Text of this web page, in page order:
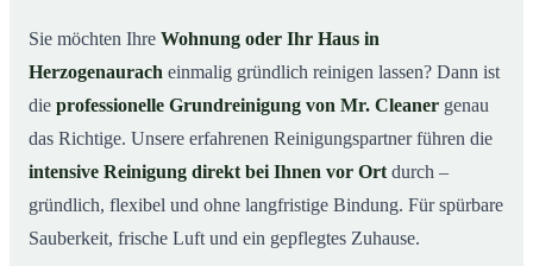
So läuft die Grundreinigung in Herzogenaurach ab
05Wann ist eine Grundreinigung sinnvoll?
06Grundreinigung in Herzogenaurach & Umgebung
Jetzt kostenloses Angebot anfordern
Sie möchten Ihre Wohnung oder Ihr Haus in
Herzogenaurach einmalig gründlich reinigen lassen? Dann ist
die professionelle Grundreinigung von Mr. Cleaner genau
das Richtige. Unsere erfahrenen Reinigungspartner führen die
intensive Reinigung direkt bei Ihnen vor Ort durch –
gründlich, flexibel und ohne langfristige Bindung. Für spürbare
Sauberkeit, frische Luft und ein gepflegtes Zuhause.